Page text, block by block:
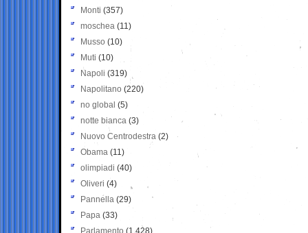
Monti (357)
moschea (11)
Musso (10)
Muti (10)
Napoli (319)
Napolitano (220)
no global (5)
notte bianca (3)
Nuovo Centrodestra (2)
Obama (11)
olimpiadi (40)
Oliveri (4)
Pannella (29)
Papa (33)
Parlamento (1.428)